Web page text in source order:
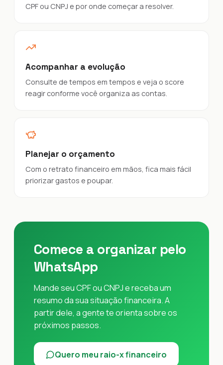
CPF ou CNPJ e por onde começar a resolver.
Acompanhar a evolução
Consulte de tempos em tempos e veja o score
reagir conforme você organiza as contas.
Planejar o orçamento
Com o retrato financeiro em mãos, fica mais fácil
priorizar gastos e poupar.
Comece a organizar pelo
WhatsApp
Mande seu CPF ou CNPJ e receba um
resumo da sua situação financeira. A
partir dele, a gente te orienta sobre os
próximos passos.
Quero meu raio-x financeiro